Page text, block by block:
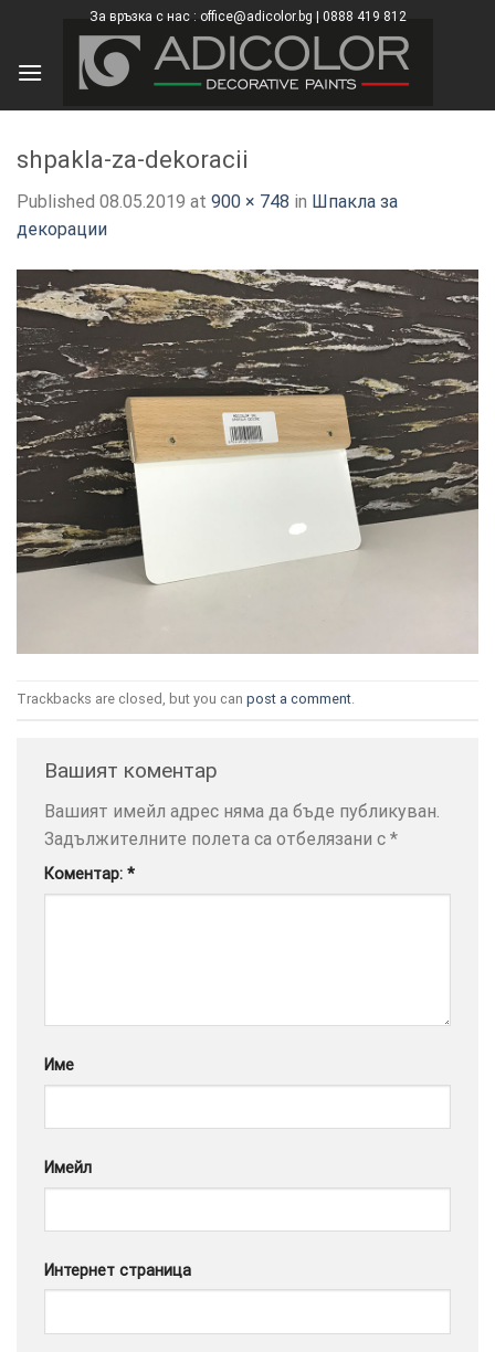
content
За връзка с нас : office@adicolor.bg | 0888 419 812
shpakla-za-dekoracii
Published 08.05.2019 at 900 × 748 in Шпакла за
декорации
Trackbacks are closed, but you can post a comment
Вашият коментар
Вашият имейл адрес няма да бъде публикуван.
Задължителните полета са отбелязани с *
Коментар: *
Име
Имейл
Интернет страница
×
× ТОЗИ
ИЗПОЛЗВА
ПОВЕЧЕ
МОЖЕТЕ
ДА
НАМЕРИТЕ
ТУК.